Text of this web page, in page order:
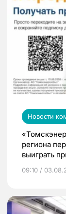
Новости
региона
выиграть
09:10 /